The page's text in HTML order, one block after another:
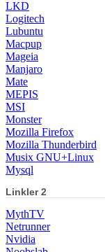
LKD
Logitech
Lubuntu
Macpup
Mageia
Manjaro
Mate
MEPIS
MSI
Monster
Mozilla Firefox
Mozilla Thunderbird
Musix GNU+Linux
Mysql
Linkler 2
MythTV
Netrunner
Nvidia